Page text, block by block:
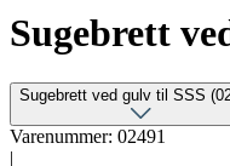
Sugebrett
Sugebrett ved gulv til SSS
Varenummer: 02491
|